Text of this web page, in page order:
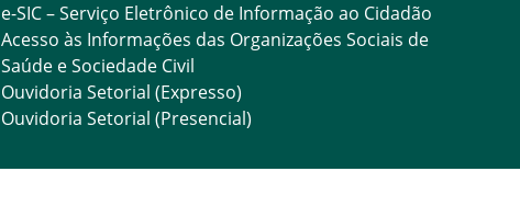
e-SIC – Serviço Eletrônico de Informação ao Cidadão
Acesso às Informações das Organizações Sociais de
Saúde e Sociedade Civil
Ouvidoria Setorial (Expresso)
Ouvidoria Setorial (Presencial)